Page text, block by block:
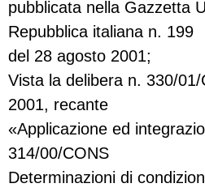
pubblicata nella Gazzetta
Repubblica italiana n. 199
del 28 agosto 2001;
Vista la delibera n. 330/
2001, recante
«Applicazione ed
314/00/CONS
Determinazioni di